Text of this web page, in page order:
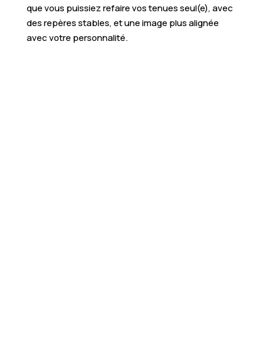
que vous puissiez refaire vos tenues seul(e), avec
des repères stables, et une image plus alignée
avec votre personnalité.